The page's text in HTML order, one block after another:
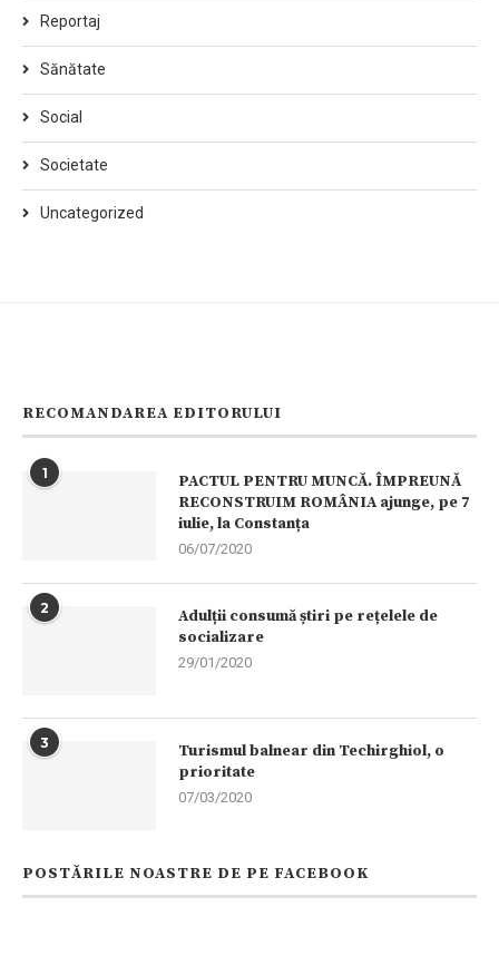
Reportaj
Sănătate
Social
Societate
Uncategorized
RECOMANDAREA EDITORULUI
1
PACTUL PENTRU MUNCĂ. ÎMPREUNĂ
RECONSTRUIM ROMÂNIA ajunge, pe 7
iulie, la Constanța
06/07/2020
2
Adulții consumă știri pe rețelele de
socializare
29/01/2020
3
Turismul balnear din Techirghiol, o
prioritate
07/03/2020
POSTĂRILE NOASTRE DE PE FACEBOOK